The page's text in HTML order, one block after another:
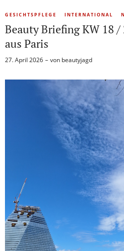
GESICHTSPFLEGE INTERNATIONAL
Beauty Briefing KW 18
aus Paris
27. April 2026 von beautyjagd